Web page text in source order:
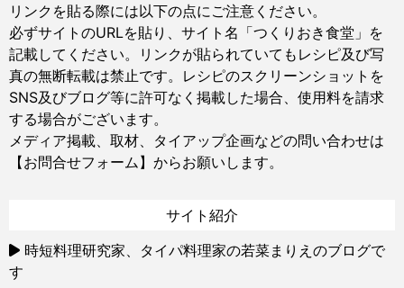
リンクを貼る際には以下の点にご注意ください。
必ずサイトのURLを貼り、サイト名「つくりおき食堂」を
記載してください。リンクが貼られていてもレシピ及び写
真の無断転載は禁止です。レシピのスクリーンショットを
SNS及びブログ等に許可なく掲載した場合、使用料を請求
する場合がございます。
メディア掲載、取材、タイアップ企画などの問い合わせは
【お問合せフォーム】 からお願いします。
サイト紹介
時短料理研究家、タイパ料理家の若菜まりえのブログで
す